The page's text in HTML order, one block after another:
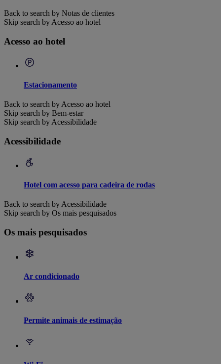
Back to search by Notas de clientes
Skip search by Acesso ao hotel
Acesso ao hotel
Estacionamento
Back to search by Acesso ao hotel
Skip search by Bem-estar
Skip search by Acessibilidade
Acessibilidade
Hotel com acesso para cadeira de rodas
Back to search by Acessibilidade
Skip search by Os mais pesquisados
Os mais pesquisados
Ar condicionado
Permite animais de estimação